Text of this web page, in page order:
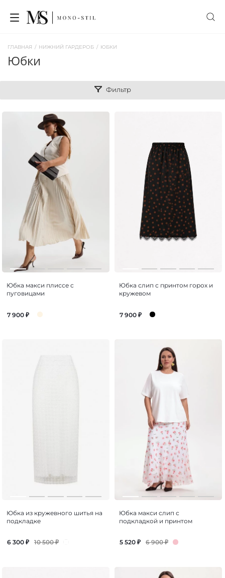
ГЛАВНАЯ / НИЖНИЙ ГАРДЕРОБ / ЮБКИ
юбки
Фильтр
Юбка макси плиссе с
пуговицами
7 900 ₽
Юбка слип с принтом горох и
кружевом
7 900 ₽
Юбка из кружевного шитья на
подкладке
6 300 ₽ 10 500₽
Юбка макси слип с
подкладкой и принтом
5 520 ₽ 6 900₽